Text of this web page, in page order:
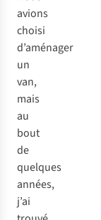
avions
choisi
d’aménager
un
van,
mais
au
bout
de
quelques
années,
j’ai